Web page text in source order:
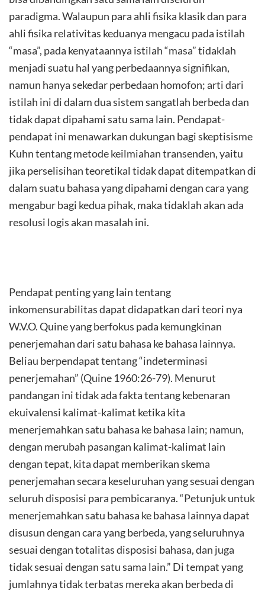
paradigma. Walaupun para ahli fisika klasik dan para
ahli fisika relativitas keduanya mengacu pada istilah
“masa”, pada kenyataannya istilah “masa” tidaklah
menjadi suatu hal yang perbedaannya signifikan,
namun hanya sekedar perbedaan homofon; arti dari
istilah ini di dalam dua sistem sangatlah berbeda dan
tidak dapat dipahami satu sama lain. Pendapat-
pendapat ini menawarkan dukungan bagi skeptisisme
Kuhn tentang metode keilmiahan transenden, yaitu
jika perselisihan teoretikal tidak dapat ditempatkan di
dalam suatu bahasa yang dipahami dengan cara yang
mengabur bagi kedua pihak, maka tidaklah akan ada
resolusi logis akan masalah ini.
Pendapat penting yang lain tentang
inkomensurabilitas dapat didapatkan dari teori nya
W.V.O. Quine yang berfokus pada kemungkinan
penerjemahan dari satu bahasa ke bahasa lainnya.
Beliau berpendapat tentang “indeterminasi
penerjemahan” (Quine 1960:26-79). Menurut
pandangan ini tidak ada fakta tentang kebenaran
ekuivalensi kalimat-kalimat ketika kita
menerjemahkan satu bahasa ke bahasa lain; namun,
dengan merubah pasangan kalimat-kalimat lain
dengan tepat, kita dapat memberikan skema
penerjemahan secara keseluruhan yang sesuai dengan
seluruh disposisi para pembicaranya. “Petunjuk untuk
menerjemahkan satu bahasa ke bahasa lainnya dapat
disusun dengan cara yang berbeda, yang seluruhnya
sesuai dengan totalitas disposisi bahasa, dan juga
tidak sesuai dengan satu sama lain.” Di tempat yang
jumlahnya tidak terbatas mereka akan berbeda di